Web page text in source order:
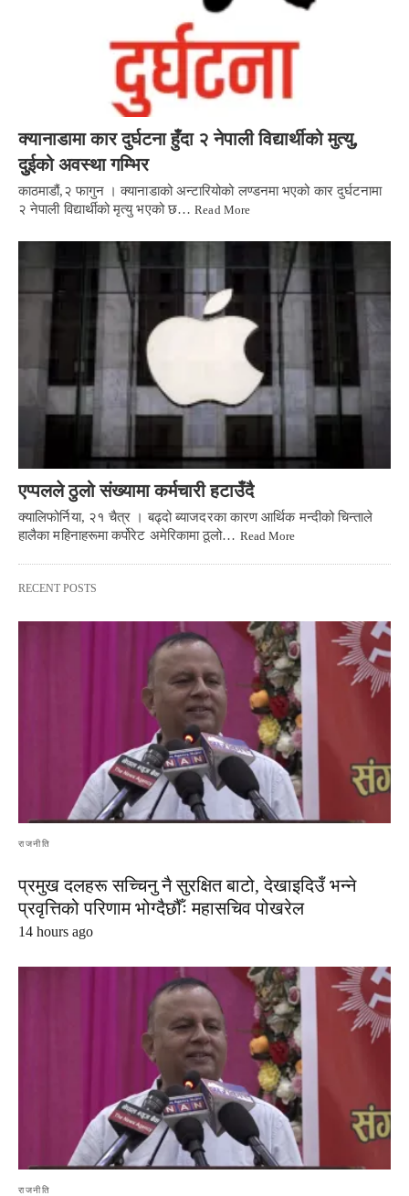
क्यानाडामा कार दुर्घटना हुँदा २ नेपाली विद्यार्थीको मुत्यु,
दुुईको अवस्था गम्भिर
काठमाडौं,२ फागुन । क्यानाडाको अन्टारियोको लण्डनमा भएको कार दुर्घटनामा
२ नेपाली विद्यार्थीको मृत्यु भएको छ…Read More
एप्पलले ठुलो संख्यामा कर्मचारी हटाउँदै
क्यालिफोर्निया, २१ चैत्र । बढ्दो ब्याजदरका कारण आर्थिक मन्दीको चिन्ताले
हालैका महिनाहरूमा कर्पोरेट अमेरिकामा ठूलो… Read More
RECENT POSTS
राजनीति
प्रमुख दलहरू सच्चिनु नै सुरक्षित बाटो, देखाइदिउँ भन्ने
प्रवृत्तिको परिणाम भोग्दैछौँः महासचिव पोखरेल
14 hours ago
राजनीति